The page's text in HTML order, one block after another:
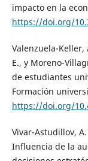
impacto en la
https://doi.org/
Valenzuela-Keller,
E., y Moreno-
de estudiantes
Formación
https://doi.org/
Vivar-Astudillov,
Influencia de la